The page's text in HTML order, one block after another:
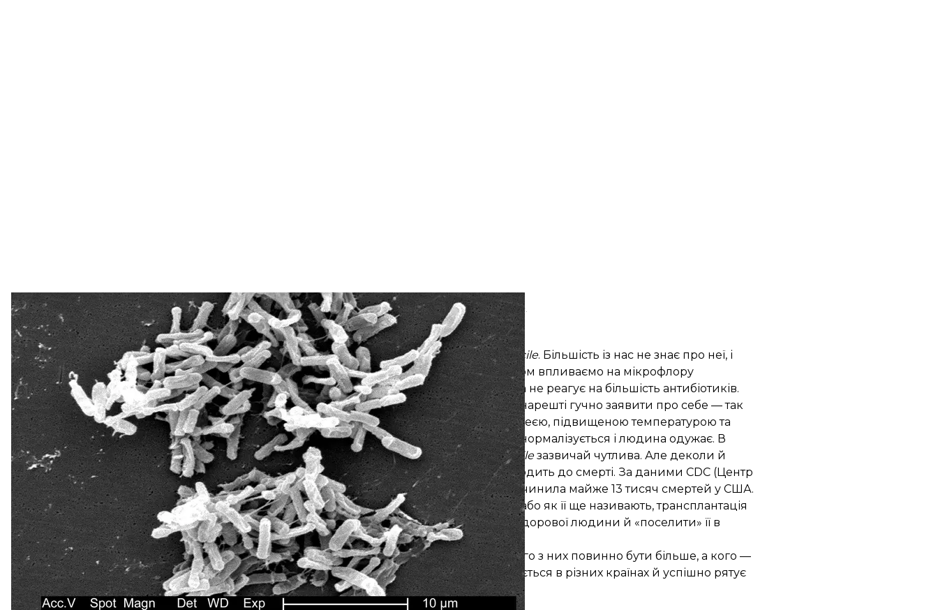
Електронна мікрофотографія Clostridioides difficile зі зразка калу.
CDC/Lois S. Wiggs
Коли хороші бактерії зникають
Ось один із прикладів. В кишечнику більшості людей живе бактеріяClostridioides difficile. Більшість із нас не знає про неї, і
вона ніяк особливо не заважає. Але, лікуючи антибіотиками ту чи іншу інфекцію, заразом впливаємо на мікрофлору
кишківника. Багато бактерій гинуть, але неClostridioides difficile— просто тому, що вона не реагує на більшість антибіотиків.
Ба більше, коли зникають і слабшають її конкуренти, вона готова зайняти вільні ніші й нарешті гучно заявити про себе — так
виникає псевдомембранозний ентероколіт. Він може виявлятися болем у животі, діареєю, підвищеною температурою та
нудотою. Переважно якщо скасувати вживання антибіотиків, мікрофлора кишечника нормалізується і людина одужає. В
складніших випадках доводиться призначати антибіотики, до якихClostridioides difficileзазвичай чутлива. Але деколи й
вони не допомагають. У хворого фактично не залишається вибору, і це нерідко призводить до смерті. За даними CDC (Центр
з контролю та профілактики захворювань в США) у 2017 роціClostridioides difficileспричинила майже 13 тисяч смертей у США.
Але в арсеналі медицини є ефективніший, ніж антибіотики, метод — пересадка калу, або як її ще називають, трансплантація
фекальної мікробіоти. Загальна ідея проста: потрібно взяти мікрофлору з кишечника здорової людини й «поселити» її в
кишечнику з порушеною мікрофлорою.
Можемо навіть не знати кожну з цих бактерій, але вони самі між собою розберуться, кого з них повинно бути більше, а кого —
менше. Такий метод лікування за псевдомембранозного коліту офіційно використовується в різних країнах й успішно рятує
життя людей.
Тропічний ліс усередині нас